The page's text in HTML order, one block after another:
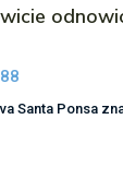
Santa Ponsa